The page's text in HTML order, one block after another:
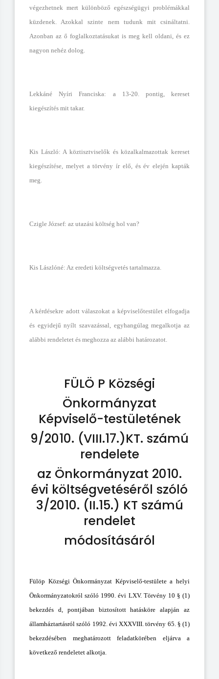
végezhetnek mert különböző egészségügyi problémákkal
küzdenek. Azokkal szinte nem tudunk mit csináltatni.
Azonban az ő foglalkoztatásukat is meg kell oldani, és ez
nagyon nehéz dolog.
Lekkáné Nyíri Franciska: a 13-20. pontig, kereset
kiegészítés mit takar.
Kis László: A köztisztviselők és közalkalmazottak kereset
kiegészítése, melyet a törvény ír elő, és év elején kapták
meg.
Czigle József: az utazási költség hol van?
Kis Lászlóné: Az eredeti költségvetés tartalmazza.
A kérdésekre adott válaszokat a képviselőtestület elfogadja
és egyidejű nyílt szavazással, egyhangúlag megalkotja az
alábbi rendeletet és meghozza az alábbi határozatot.
FÜLÖ P Községi
Önkormányzat
Képviselő-testületének
9/2010. (VIII.17.)KT. számú
rendelete
az Önkormányzat 2010.
évi költségvetéséről szóló
3/2010. (II.15.) KT számú
rendelet
módosításáról
Fülöp Községi Önkormányzat Képviselő-testülete a helyi
Önkormányzatokról szóló 1990. évi LXV. Törvény 10 § (1)
bekezdés d, pontjában biztosított hatásköre alapján az
államháztartásról szóló 1992. évi XXXVIII. törvény 65. § (1)
bekezdésében meghatározott feladatkörében eljárva a
következő rendeletet alkotja.